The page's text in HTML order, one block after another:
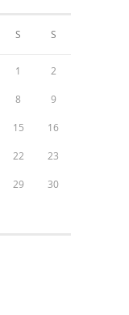
S S
1 2
8 9
15 16
22 23
29 30